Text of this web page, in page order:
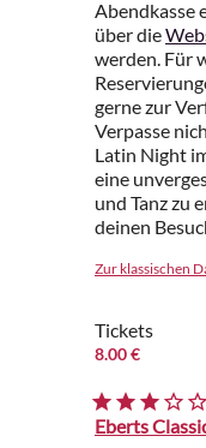
Abendkasse
über die
werden. Für
gerne zur
Verpasse
Latin Night
eine
und Tanz zu
deinen
Zur klassischen
Tickets
8.00 €
Eberts